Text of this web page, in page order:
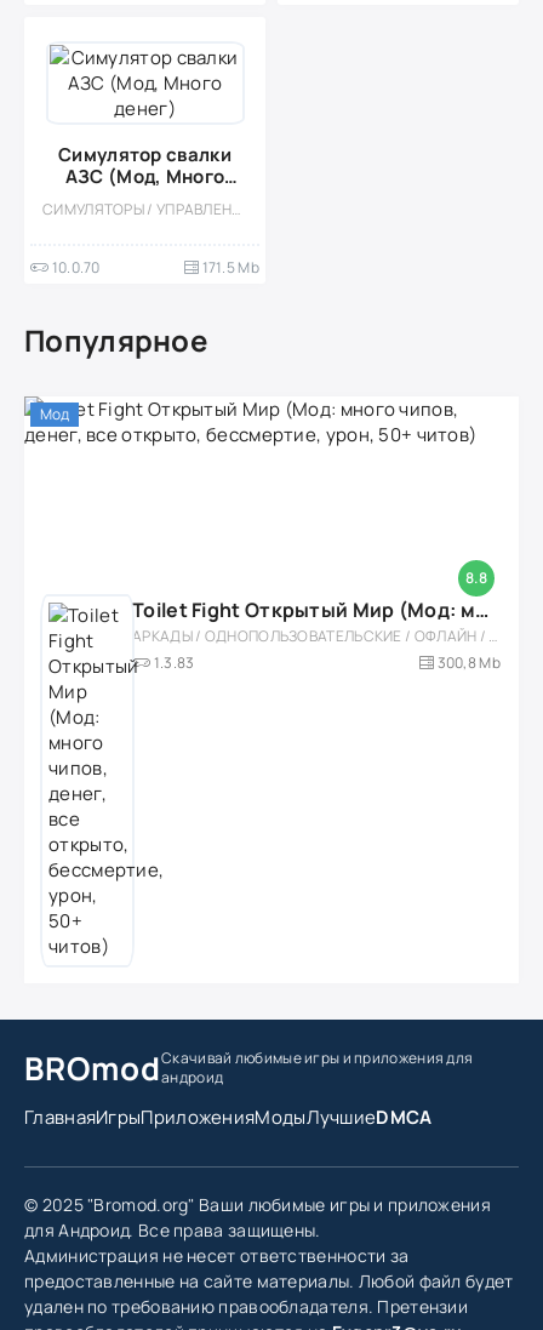
Симулятор свалки
АЗС (Мод, Много
денег)
СИМУЛЯТОРЫ / УПРАВЛЕНИЕ / ЭКОНОМИЧЕСКАЯ СТРАТЕГИЯ / КАЗУАЛЬНЫЕ / ОДНОПОЛЬЗОВАТЕЛЬСКИЕ / СТИЛИЗАЦИЯ / ВСТРОЕННЫЙ КЕШ / МОД
10.0.70 171.5 Mb
Популярное
8.8
Мод
Toilet Fight Открытый Мир (Мод: много чипов, денег, все открыто, бессмертие, урон, 50+ читов)
АРКАДЫ / ОДНОПОЛЬЗОВАТЕЛЬСКИЕ / ОФЛАЙН / МОД / РОЛЕВЫЕ / ШУТЕРЫ / ОТКРЫТЫЙ МИР / ВСТРОЕННЫЙ КЕШ / 3D / ЭКШЕНЫ / ТУАЛЕТНЫЕ ВОЙНЫ / ДЛЯ ДЕТЕЙ
1.3.83
300,8 Mb
BROmodСкачивай любимые игрыи приложения для
андроид
ГлавнаяИгрыПриложенияМодыЛучшиеDMCA
© 2025 "Bromod.org" Ваши любимые игры и приложения
для Андроид. Все права защищены.
Администрация не несет ответственности за
предоставленные на сайте материалы. Любой файл будет
удален по требованию правообладателя. Претензии